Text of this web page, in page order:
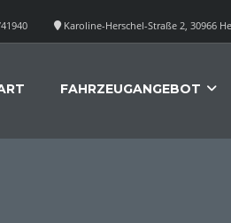
Karoline-Herschel-Straße 2, 30966
FAHRZEUGANGEBOT